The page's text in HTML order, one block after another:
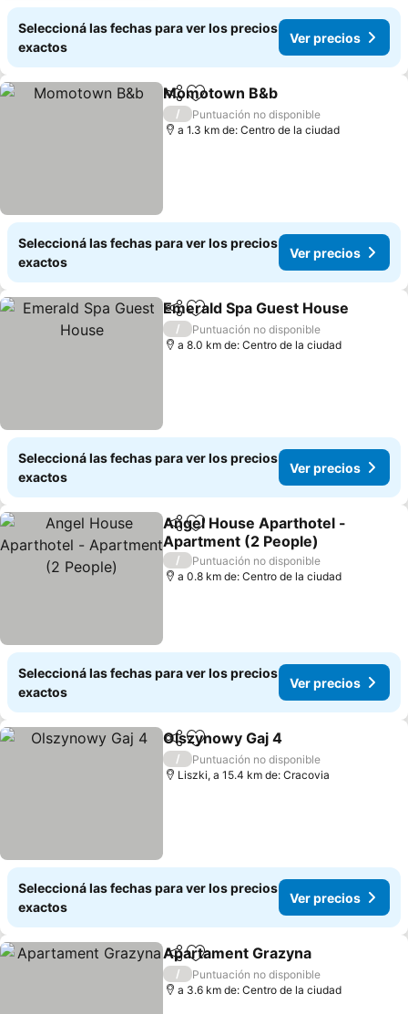
Seleccioná las fechas para ver los precios
exactos
Ver precios
CompartirAñadir a favoritos
Momotown B&b
/
Puntuación no disponible
a 1.3 km de: Centro de la ciudad
Seleccioná las fechas para ver los precios
exactos
Ver precios
CompartirAñadir a favoritos
Emerald Spa Guest House
/
Puntuación no disponible
a 8.0 km de: Centro de la ciudad
Seleccioná las fechas para ver los precios
exactos
Ver precios
CompartirAñadir a favoritos
Angel House Aparthotel -
Apartment (2 People)
Ver precios
/
Puntuación no disponible
a 0.8 km de: Centro de la ciudad
Seleccioná las fechas para ver los precios
exactos
Ver precios
CompartirAñadir a favoritos
Olszynowy Gaj 4
/
Puntuación no disponible
Liszki, a 15.4 km de: Cracovia
Seleccioná las fechas para ver los precios
exactos
Ver precios
CompartirAñadir a favoritos
Apartament Grazyna
/
Puntuación no disponible
a 3.6 km de: Centro de la ciudad